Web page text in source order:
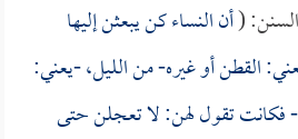
(أن النساء كن يبعثن إليها
القطن أو غيره- من الليل، -يعني:
تقول لهن: لا تعجلن حتى